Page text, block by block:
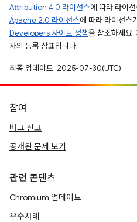
Attribution 4.0 라이선스에 따라 라이
Apache 2.0 라이선스에 따라 라이선스
Developers 사이트 정책을 참조하세요
사의 등록 상표입니다.
최종 업데이트: 2025-07-30(UTC)
참여
버그 신고
공개된 문제 보기
관련 콘텐츠
Chromium 업데이트
우수사례